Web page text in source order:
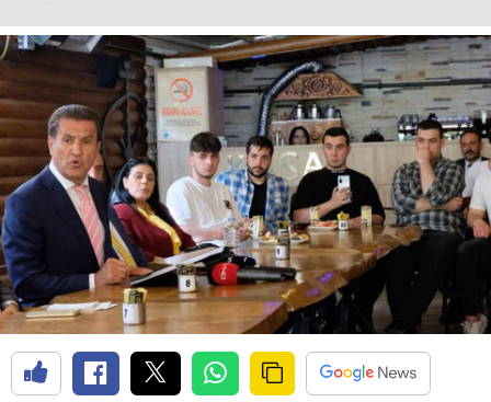
Çorum
Denizli
Diyarbakır
Edirne
Elazığ
Erzincan
Erzurum
Eskişehir
Gaziantep